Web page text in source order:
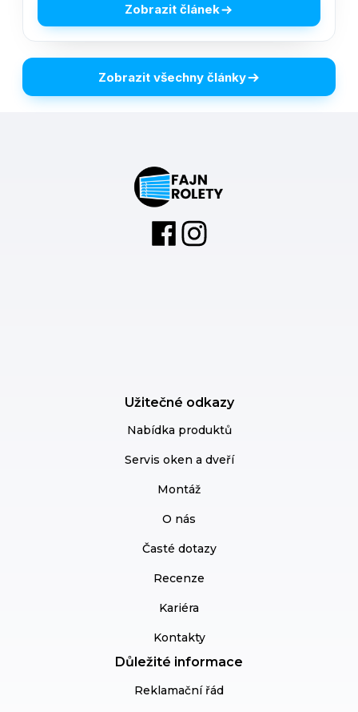
Zobrazit článek
Zobrazit všechny články
Užitečné odkazy
Nabídka produktů
Servis oken a dveří
Montáž
O nás
Časté dotazy
Recenze
Kariéra
Kontakty
Důležité informace
Reklamační řád